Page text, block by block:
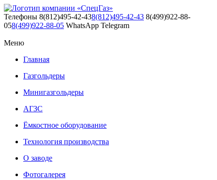
Телефоны 8(812)495-42-438(812)495-42-43 8(499)922-88-
058(499)922-88-05 WhatsApp Telegram
Меню
Главная
Газгольдеры
Минигазгольдеры
АГЗС
Ёмкостное оборудование
Технология производства
О заводе
Фотогалерея